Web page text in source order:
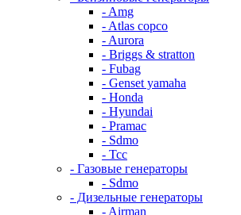
- Amg
- Atlas copco
- Aurora
- Briggs & stratton
- Fubag
- Genset yamaha
- Honda
- Hyundai
- Pramac
- Sdmo
- Тсс
- Газовые генераторы
- Sdmo
- Дизельные генераторы
- Airman